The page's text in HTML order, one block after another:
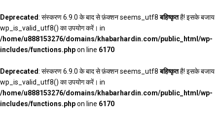
Deprecated: संस्करण 6.9.0 के बाद से फ़ंक्शन seems_utf8बहिष्कृतहै! इसके बजाय
wp_is_valid_utf8() का उपयोग करें। in
/home/u888153276/domains/khabarhardin.com/public_html/wp-
includes/functions.phpon line 6170
Deprecated: संस्करण 6.9.0 के बाद से फ़ंक्शन seems_utf8बहिष्कृतहै! इसके बजाय
wp_is_valid_utf8() का उपयोग करें। in
/home/u888153276/domains/khabarhardin.com/public_html/wp-
includes/functions.phpon line 6170